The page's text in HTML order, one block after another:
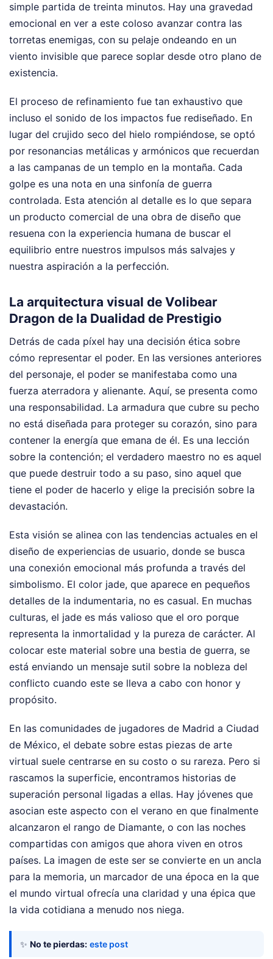
simple partida de treinta minutos. Hay una gravedad
emocional en ver a este coloso avanzar contra las
torretas enemigas, con su pelaje ondeando en un
viento invisible que parece soplar desde otro plano de
existencia.
El proceso de refinamiento fue tan exhaustivo que
incluso el sonido de los impactos fue rediseñado. En
lugar del crujido seco del hielo rompiéndose, se optó
por resonancias metálicas y armónicos que recuerdan
a las campanas de un templo en la montaña. Cada
golpe es una nota en una sinfonía de guerra
controlada. Esta atención al detalle es lo que separa
un producto comercial de una obra de diseño que
resuena con la experiencia humana de buscar el
equilibrio entre nuestros impulsos más salvajes y
nuestra aspiración a la perfección.
La arquitectura visual de Volibear
Dragon de la Dualidad de Prestigio
Detrás de cada píxel hay una decisión ética sobre
cómo representar el poder. En las versiones anteriores
del personaje, el poder se manifestaba como una
fuerza aterradora y alienante. Aquí, se presenta como
una responsabilidad. La armadura que cubre su pecho
no está diseñada para proteger su corazón, sino para
contener la energía que emana de él. Es una lección
sobre la contención; el verdadero maestro no es aquel
que puede destruir todo a su paso, sino aquel que
tiene el poder de hacerlo y elige la precisión sobre la
devastación.
Esta visión se alinea con las tendencias actuales en el
diseño de experiencias de usuario, donde se busca
una conexión emocional más profunda a través del
simbolismo. El color jade, que aparece en pequeños
detalles de la indumentaria, no es casual. En muchas
culturas, el jade es más valioso que el oro porque
representa la inmortalidad y la pureza de carácter. Al
colocar este material sobre una bestia de guerra, se
está enviando un mensaje sutil sobre la nobleza del
conflicto cuando este se lleva a cabo con honor y
propósito.
En las comunidades de jugadores de Madrid a Ciudad
de México, el debate sobre estas piezas de arte
virtual suele centrarse en su costo o su rareza. Pero si
rascamos la superficie, encontramos historias de
superación personal ligadas a ellas. Hay jóvenes que
asocian este aspecto con el verano en que finalmente
alcanzaron el rango de Diamante, o con las noches
compartidas con amigos que ahora viven en otros
países. La imagen de este ser se convierte en un ancla
para la memoria, un marcador de una época en la que
el mundo virtual ofrecía una claridad y una épica que
la vida cotidiana a menudo nos niega.
✨ No te pierdas: este post